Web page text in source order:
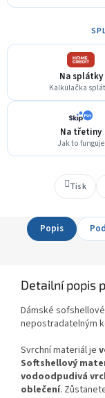
Na splátky
Kalkulačka
Na třetiny
Jak to funguje
Tisk
Popis
Detailní popis
Dámské sofshellové
nepostradatelným
Svrchní materiál je
Softshellový
vodoodpudivá
oblečení.